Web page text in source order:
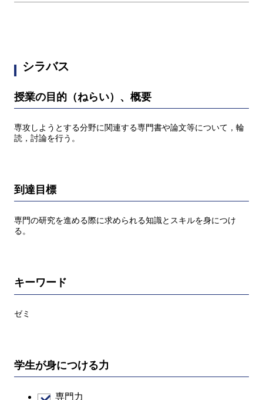
シラバス
授業の目的（ねらい）、概要
専攻しようとする分野に関連する専門書や論文等について，輪
読，討論を行う。
到達目標
専門の研究を進める際に求められる知識とスキルを身につけ
る。
キーワード
ゼミ
学生が身につける力
専門力